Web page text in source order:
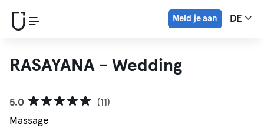
Meld je aan DE
RASAYANA - Wedding
5.0
(11)
Massage